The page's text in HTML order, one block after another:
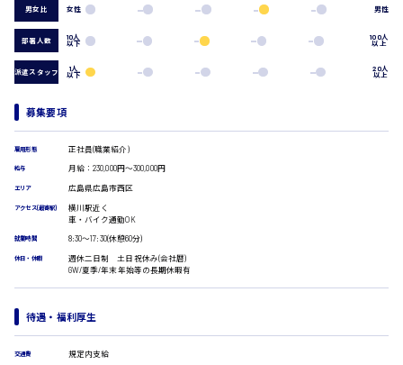
介護・医療系
医師
介護職
看護助手
オフィスワーク系
一般事務
総務事務
受付事務
IT・クリエイティブ系
広島市南区
広島市安佐北区
時給1300円～
時給1400円～
男女比 女性 男性
部署人数 10人
以下
100人
以上
派遣スタッフ 1人
以下
20人
以上
募集要項
雇用形態 正社員(職業紹介)
給与 月給：230,000円～300,000円
エリア 広島県広島市西区
アクセス(最寄駅)
横川駅近く
車・バイク通勤OK
就業時間 8:30〜17:30(休憩60分)
休日・休暇
週休二日制 土日祝休み(会社暦)
GW/夏季/年末年始等の長期休暇有
待遇・福利厚生
交通費 規定内支給